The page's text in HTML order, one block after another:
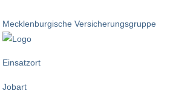
Mecklenburgische Versicherungsgruppe
Einsatzort
Jobart